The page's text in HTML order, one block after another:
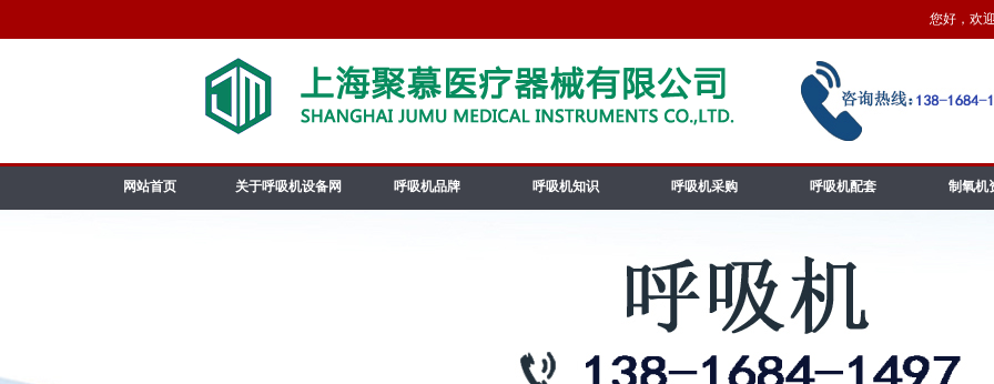
您好，欢迎
网站首页 关于呼吸机设备网 呼吸机品牌 呼吸机知识 呼吸机采购 呼吸机配套 制氧机